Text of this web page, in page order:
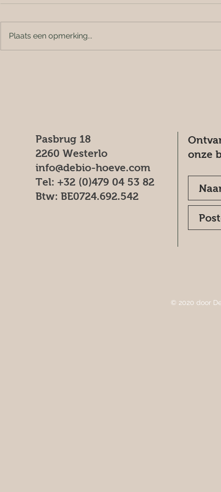
Plaats een opmerking...
Pasbrug 18
2260 Westerlo
info@debio-hoeve.com
Tel: +32 (0)479 04 53 82
Btw: BE0724.692.542
onze
© 2020 door